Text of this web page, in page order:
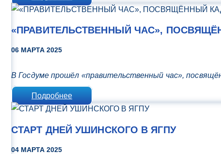
«ПРАВИТЕЛЬСТВЕННЫЙ ЧАС»,
06 МАРТА 2025
В Госдуме прошёл «правительственный час»,
Подробнее
СТАРТ ДНЕЙ УШИНСКОГО В ЯГПУ
04 МАРТА 2025